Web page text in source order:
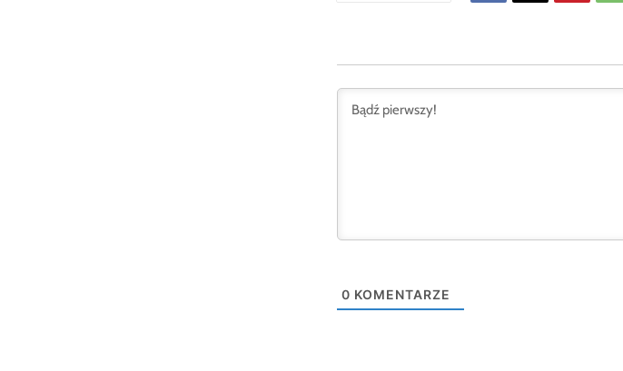
0 KOMENTARZE